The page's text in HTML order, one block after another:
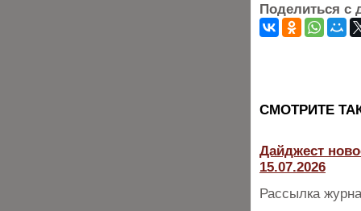
Поделиться с
CМОТРИТЕ
Дайджест
15.07.2026
Рассылка